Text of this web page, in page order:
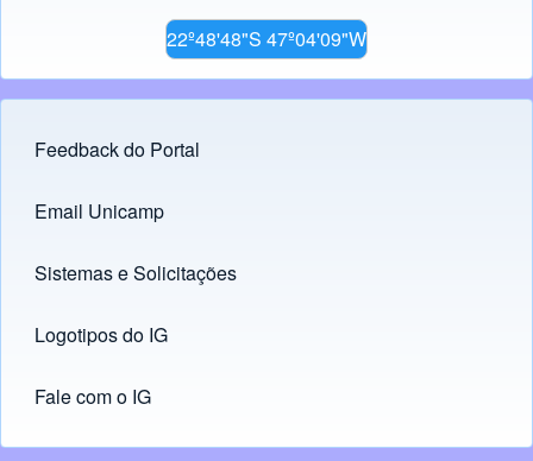
22º48'48"S 47º04'09"W
Footer menu
Feedback do Portal
Links
Email Unicamp
(opens in new tab)
Sistemas e Solicitações
(opens in new tab)
Logotipos do IG
(opens in new tab)
Fale com o IG